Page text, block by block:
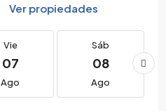
Ver propiedades
Vie
07
Ago
Sáb
08
Ago